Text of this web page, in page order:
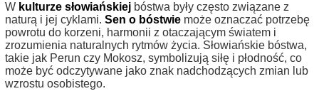
W kulturze słowiańskiej bóstwa były często związane z
naturą i jej cyklami. Sen o bóstwie może oznaczać potrzebę
powrotu do korzeni, harmonii z otaczającym światem i
zrozumienia naturalnych rytmów życia. Słowiańskie bóstwa,
takie jak Perun czy Mokosz, symbolizują siłę i płodność, co
może być odczytywane jako znak nadchodzących zmian lub
wzrostu osobistego.